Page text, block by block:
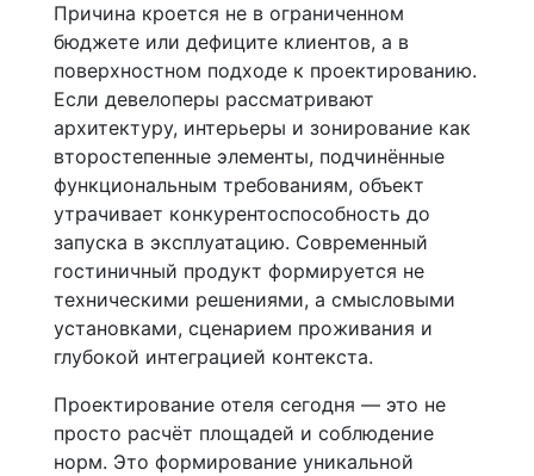
Причина кроется не в ограниченном
бюджете или дефиците клиентов, а в
поверхностном подходе к проектированию.
Если девелоперы рассматривают
архитектуру, интерьеры и зонирование как
второстепенные элементы, подчинённые
функциональным требованиям, объект
утрачивает конкурентоспособность до
запуска в эксплуатацию. Современный
гостиничный продукт формируется не
техническими решениями, а смысловыми
установками, сценарием проживания и
глубокой интеграцией контекста.
Проектирование отеля сегодня — это не
просто расчёт площадей и соблюдение
норм. Это формирование уникальной